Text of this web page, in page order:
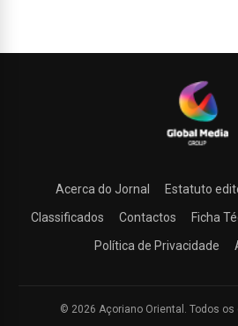
Acerca do Jornal Estatuto
Classificados
Contactos Ficha
Política de Privacidade
© 2026 Açoriano Oriental. Todos